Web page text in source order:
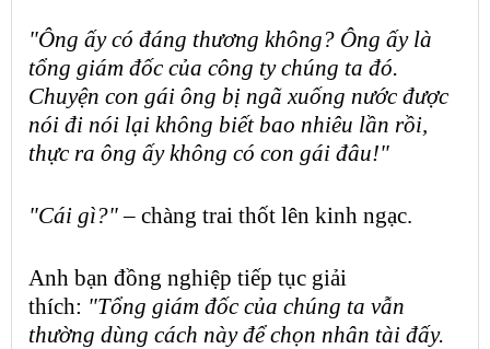
"Ông ấy có đáng thương không? Ông ấy là
tổng giám đốc của công ty chúng ta đó.
Chuyện con gái ông bị ngã xuống nước được
nói đi nói lại không biết bao nhiêu lần rồi,
thực ra ông ấy không có con gái đâu!"
"Cái gì?" – chàng trai thốt lên kinh ngạc.
Anh bạn đồng nghiệp tiếp tục giải
thích: "Tổng giám đốc của chúng ta vẫn
thường dùng cách này để chọn nhân tài đấy.